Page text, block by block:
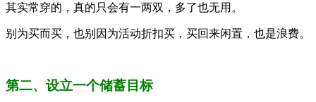
其实常穿的，真的只会有一两双，多了也无用。
别为买而买，也别因为活动折扣买，买回来闲置，也是浪费。
第二、设立一个储蓄目标